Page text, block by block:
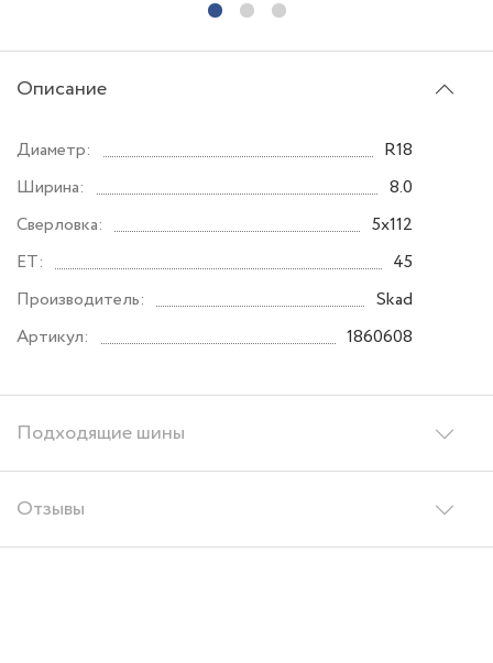
Описание
Подходящие шины
Отзывы
Диаметр:
R18
Ширина:
8.0
Сверловка:
5x112
ET:
45
Производитель:
Skad
Артикул:
1860608